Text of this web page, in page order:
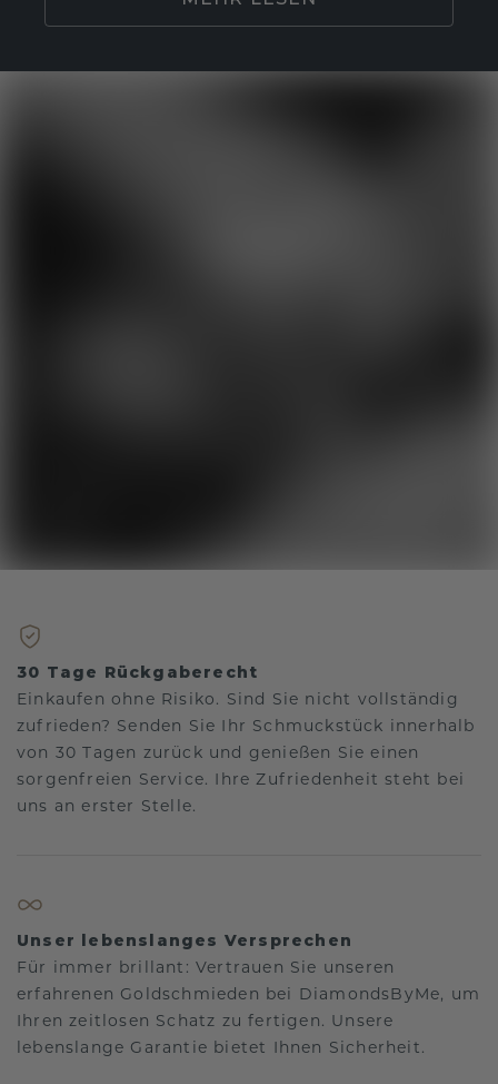
30 Tage Rückgaberecht
Einkaufen ohne Risiko. Sind Sie nicht vollständig
zufrieden? Senden Sie Ihr Schmuckstück innerhalb
von 30 Tagen zurück und genießen Sie einen
sorgenfreien Service. Ihre Zufriedenheit steht bei
uns an erster Stelle.
Unser lebenslanges Versprechen
Für immer brillant: Vertrauen Sie unseren
erfahrenen Goldschmieden bei DiamondsByMe, um
Ihren zeitlosen Schatz zu fertigen. Unsere
lebenslange Garantie bietet Ihnen Sicherheit.